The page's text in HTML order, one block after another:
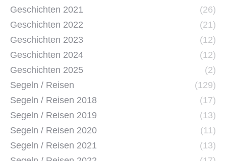
Geschichten 2021
(26)
Geschichten 2022
(21)
Geschichten 2023
(12)
Geschichten 2024
(12)
Geschichten 2025
(2)
Segeln / Reisen
(129)
Segeln / Reisen 2018
(17)
Segeln / Reisen 2019
(13)
Segeln / Reisen 2020
(11)
Segeln / Reisen 2021
(13)